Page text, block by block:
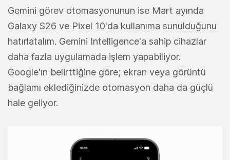
Gemini görev otomasyonunun ise Mart ayında
Galaxy S26 ve Pixel 10'da kullanıma sunulduğunu
hatırlatalım. Gemini Intelligence'a sahip cihazlar
daha fazla uygulamada işlem yapabiliyor.
Google'ın belirttiğine göre; ekran veya görüntü
bağlamı eklediğinizde otomasyon daha da güçlü
hale geliyor.